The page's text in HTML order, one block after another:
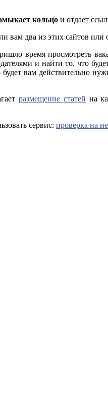
кольцо и отдает
вам два из этих сайтов
время просмотреть
и найти то. что
вам действительно
размещение статей на
сервис: проверка на